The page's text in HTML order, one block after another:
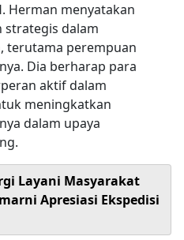
Herman menyatakan
strategis dalam
terutama perempuan
Dia berharap para
aktif dalam
meningkatkan
dalam upaya
Layani Masyarakat
Apresiasi Ekspedisi